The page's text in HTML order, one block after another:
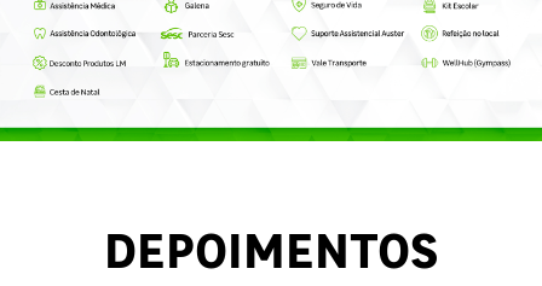
DEPOIMENTOS